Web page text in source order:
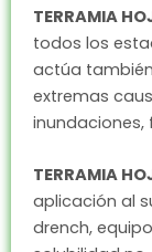
TERRAMIA
todos los
actúa
extremas
inundaciones,
TERRAMIA
aplicación al
drench,